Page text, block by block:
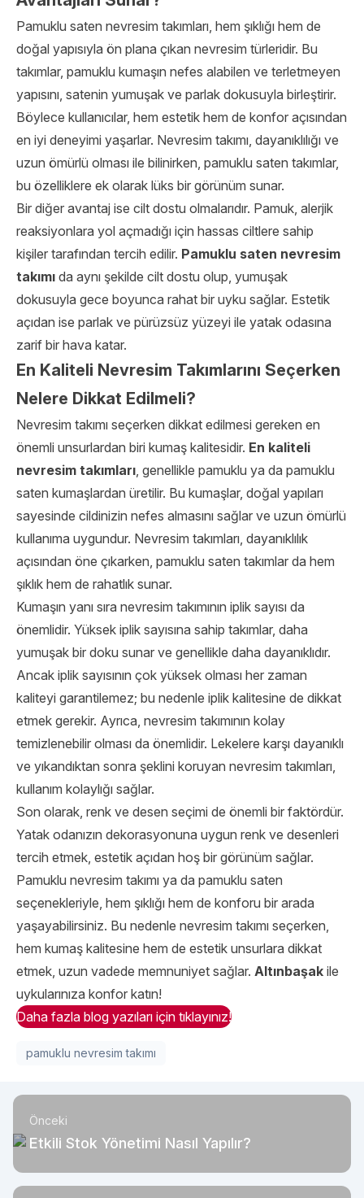
Pamuklu saten nevresim takımları, hem şıklığı hem de
doğal yapısıyla ön plana çıkan nevresim türleridir. Bu
takımlar, pamuklu kumaşın nefes alabilen ve terletmeyen
yapısını, satenin yumuşak ve parlak dokusuyla birleştirir.
Böylece kullanıcılar, hem estetik hem de konfor açısından
en iyi deneyimi yaşarlar. Nevresim takımı, dayanıklılığı ve
uzun ömürlü olması ile bilinirken, pamuklu saten takımlar,
bu özelliklere ek olarak lüks bir görünüm sunar.
Bir diğer avantaj ise cilt dostu olmalarıdır. Pamuk, alerjik
reaksiyonlara yol açmadığı için hassas ciltlere sahip
kişiler tarafından tercih edilir. Pamuklu saten nevresim
takımı da aynı şekilde cilt dostu olup, yumuşak
dokusuyla gece boyunca rahat bir uyku sağlar. Estetik
açıdan ise parlak ve pürüzsüz yüzeyi ile yatak odasına
zarif bir hava katar.
En Kaliteli Nevresim Takımlarını Seçerken
Nelere Dikkat Edilmeli?
Nevresim takımı seçerken dikkat edilmesi gereken en
önemli unsurlardan biri kumaş kalitesidir. En kaliteli
nevresim takımları, genellikle pamuklu ya da pamuklu
saten kumaşlardan üretilir. Bu kumaşlar, doğal yapıları
sayesinde cildinizin nefes almasını sağlar ve uzun ömürlü
kullanıma uygundur. Nevresim takımları, dayanıklılık
açısından öne çıkarken, pamuklu saten takımlar da hem
şıklık hem de rahatlık sunar.
Kumaşın yanı sıra nevresim takımının iplik sayısı da
önemlidir. Yüksek iplik sayısına sahip takımlar, daha
yumuşak bir doku sunar ve genellikle daha dayanıklıdır.
Ancak iplik sayısının çok yüksek olması her zaman
kaliteyi garantilemez; bu nedenle iplik kalitesine de dikkat
etmek gerekir. Ayrıca, nevresim takımının kolay
temizlenebilir olması da önemlidir. Lekelere karşı dayanıklı
ve yıkandıktan sonra şeklini koruyan nevresim takımları,
kullanım kolaylığı sağlar.
Son olarak, renk ve desen seçimi de önemli bir faktördür.
Yatak odanızın dekorasyonuna uygun renk ve desenleri
tercih etmek, estetik açıdan hoş bir görünüm sağlar.
Pamuklu nevresim takımı ya da pamuklu saten
seçenekleriyle, hem şıklığı hem de konforu bir arada
yaşayabilirsiniz. Bu nedenle nevresim takımı seçerken,
hem kumaş kalitesine hem de estetik unsurlara dikkat
etmek, uzun vadede memnuniyet sağlar. Altınbaşak ile
uykularınıza konfor katın!
Daha fazla blog yazıları için tıklayınız!
pamuklu nevresim takımı
Önceki
Etkili Stok Yönetimi Nasıl Yapılır?